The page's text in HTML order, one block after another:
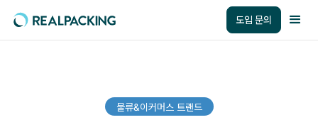
도입 문의
물류&이커머스 트랜드